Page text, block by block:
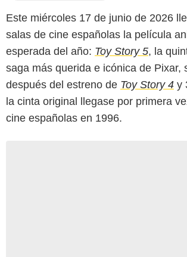
Este miércoles 17 de junio de 2026
salas de cine españolas la película
esperada del año: Toy Story 5, la
saga más querida e icónica de Pixar,
después del estreno de Toy Story 4 y
la cinta original llegase por primera
cine españolas en 1996.